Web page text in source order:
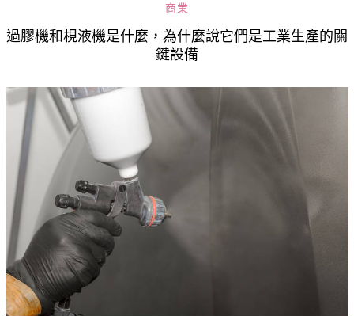
商業
過膠機和梘液機是什麼，為什麼說它們是工業生產的關
鍵設備